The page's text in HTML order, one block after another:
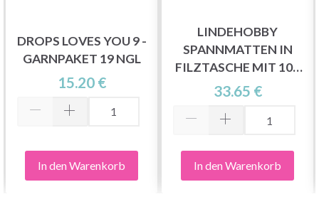
DROPS LOVES YOU 9 -
GARNPAKET 19 NGL
15.20 €
In den Warenkorb
LINDEHOBBY
SPANNMATTEN IN
FILZTASCHE MIT 100
T-NADELN, WEISS
33.65 €
In den Warenkorb